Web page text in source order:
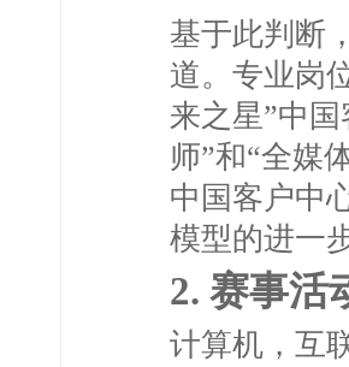
基于此判断
道。专业岗
来之星”中
师”和“全媒
中国客户中
模型的进一
2. 赛事活
计算机，互